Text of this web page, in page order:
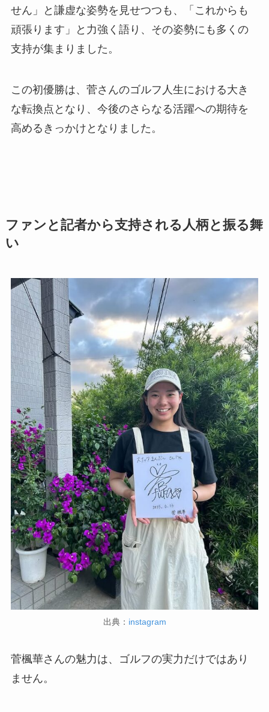
せん」と謙虚な姿勢を見せつつも、「これからも
頑張ります」と力強く語り、その姿勢にも多くの
支持が集まりました。
この初優勝は、菅さんのゴルフ人生における大き
な転換点となり、今後のさらなる活躍への期待を
高めるきっかけとなりました。
ファンと記者から支持される人柄と振る舞
い
出典： instagram
菅楓華さんの魅力は、ゴルフの実力だけではあり
ません。